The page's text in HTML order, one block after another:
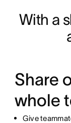
With a
Share
whole
Give